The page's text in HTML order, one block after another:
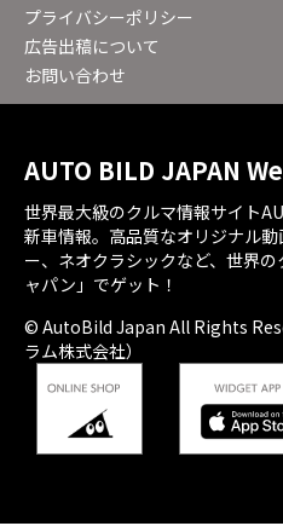
プライバシーポリシー
広告出稿について
お問い合わせ
AUTO BILD JAPAN
世界最大級のクルマ情報サイト
新車情報。高品質なオリジナル
ー、ネオクラシックなど、世界
ャパン」でゲット！
© AutoBild Japan All Rights
ラム株式会社）